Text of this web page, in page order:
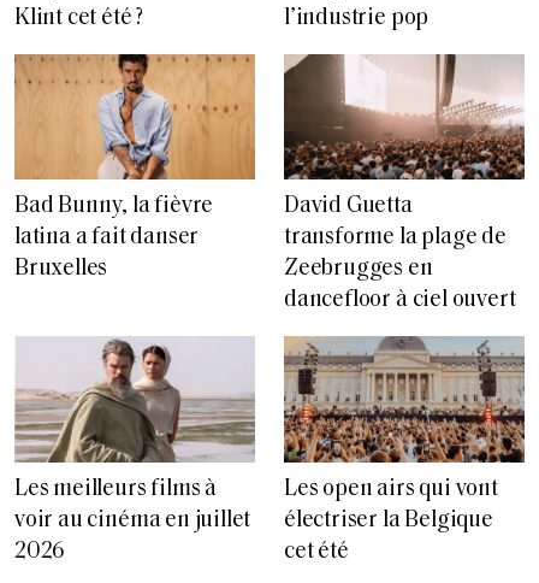
Klint cet été ?
l’industrie pop
Bad Bunny, la fièvre
latina a fait danser
Bruxelles
David Guetta
transforme la plage de
Zeebrugges en
dancefloor à ciel ouvert
Les meilleurs films à
voir au cinéma en juillet
2026
Les open airs qui vont
électriser la Belgique
cet été